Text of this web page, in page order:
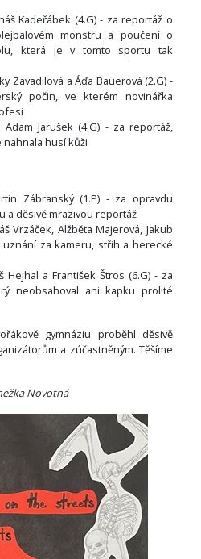
Kadeřábek (4.G) - za reportáž o
monstru a poučení o
která je v tomto sportu tak
Zavadilová a Áďa Bauerová (2.G) -
počin, ve kterém novinářka
Jarušek (4.G) - za reportáž,
husí kůži
Zábranský (1.P) - za opravdu
a děsivě mrazivou reportáž
Vrzáček, Alžběta Majerová, Jakub
uznání za kameru, střih a herecké
Hejhal a František Štros (6.G) - za
neobsahoval ani kapku prolité
gymnáziu proběhl děsivě
a zúčastněným. Těšíme
Novotná